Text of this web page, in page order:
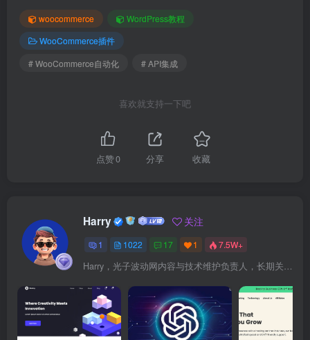
woocommerce
WordPress教程
WooCommerce插件
# WooCommerce自动化
# API集成
喜欢就支持一下吧
点赞0 分享 收藏
Harry 关注
1 1022 17 1 7.5W+
Harry，光子波动网内容与技术维护负责人，长期关注 WordPress、Elementor、WooCommerce、网站报错修复、性能优化、SEO 内容排期与结构化数据优化。擅长把复杂的网站故障拆成可执行的排查步骤，并持续维护 361sale.com 的 WordPress 实战教程知识库。